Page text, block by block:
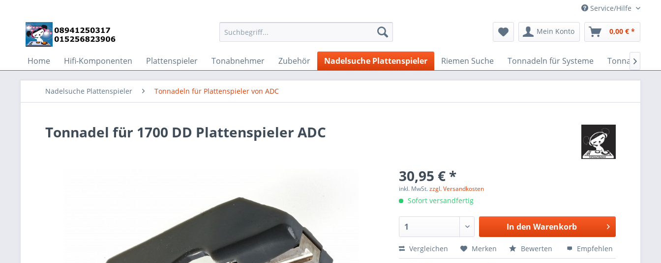
Service/Hilfe
Mein Konto 0,00 € *
Home Hifi-Komponenten Plattenspieler Tonabnehmer Zubehör Nadelsuche Plattenspieler Riemen Suche Tonnadeln für Systeme Tonnadeln

Nadelsuche Plattenspieler Tonnadeln für Plattenspieler von ADC
Tonnadel für 1700 DD Plattenspieler ADC
30,95 € *
inkl. MwSt.zzgl. Versandkosten
Sofort versandfertig
In den Warenkorb
Vergleichen Merken Bewerten Empfehlen